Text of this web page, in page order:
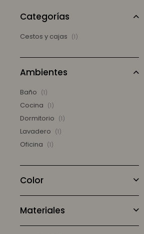
Categorías
Cestos y cajas (1)
Color
Ambientes
Baño (1)
Cocina (1)
Dormitorio (1)
Lavadero (1)
Oficina (1)
Materiales